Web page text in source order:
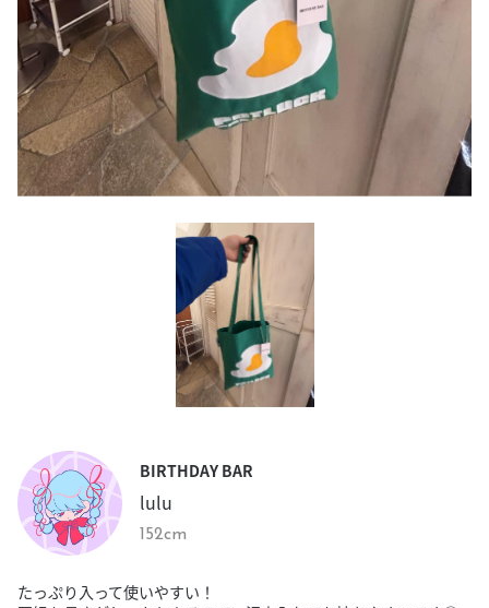
BIRTHDAY BAR
lulu
152cm
たっぷり入って使いやすい！